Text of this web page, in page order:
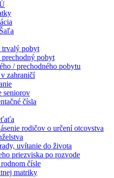
trvalý pobyt
prechodný pobyt
/ prechodného pobytu
zahraničí
seniorov
čísla
rodičov o určení otcovstva
uvítanie do života
priezviska po rozvode
čísle
matriky